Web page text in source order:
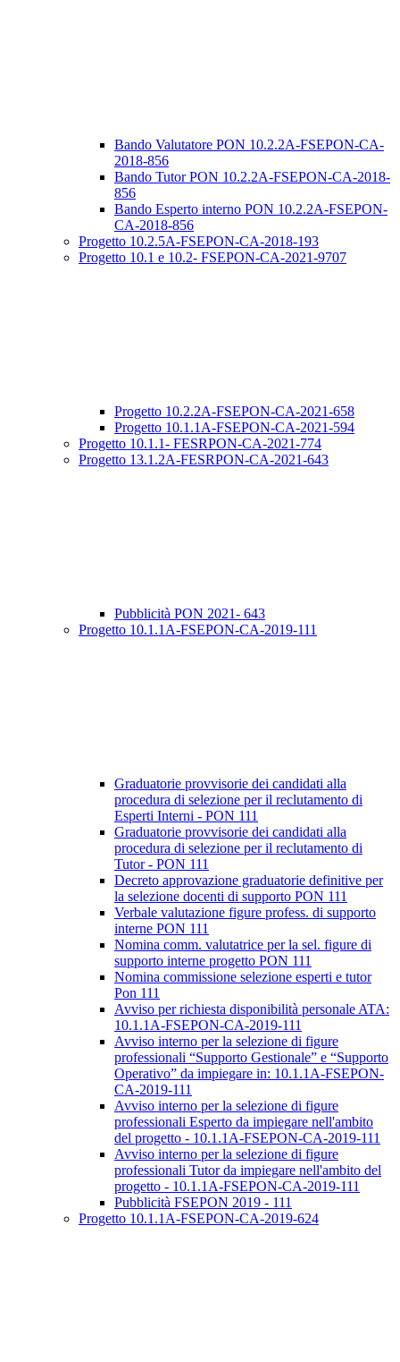
Bando Valutatore PON 10.2.2A-FSEPON-CA-
2018-856
Bando Tutor PON 10.2.2A-FSEPON-CA-2018-
856
Bando Esperto interno PON 10.2.2A-FSEPON-
CA-2018-856
Progetto 10.2.5A-FSEPON-CA-2018-193
Progetto 10.1 e 10.2- FSEPON-CA-2021-9707
Progetto 10.2.2A-FSEPON-CA-2021-658
Progetto 10.1.1A-FSEPON-CA-2021-594
Progetto 10.1.1- FESRPON-CA-2021-774
Progetto 13.1.2A-FESRPON-CA-2021-643
Pubblicità PON 2021- 643
Progetto 10.1.1A-FSEPON-CA-2019-111
Graduatorie provvisorie dei candidati alla
procedura di selezione per il reclutamento di
Esperti Interni - PON 111
Graduatorie provvisorie dei candidati alla
procedura di selezione per il reclutamento di
Tutor - PON 111
Decreto approvazione graduatorie definitive per
la selezione docenti di supporto PON 111
Verbale valutazione figure profess. di supporto
interne PON 111
Nomina comm. valutatrice per la sel. figure di
supporto interne progetto PON 111
Nomina commissione selezione esperti e tutor
Pon 111
Avviso per richiesta disponibilità personale ATA:
10.1.1A-FSEPON-CA-2019-111
Avviso interno per la selezione di figure
professionali “Supporto Gestionale” e “Supporto
Operativo” da impiegare in: 10.1.1A-FSEPON-
CA-2019-111
Avviso interno per la selezione di figure
professionali Esperto da impiegare nell'ambito
del progetto - 10.1.1A-FSEPON-CA-2019-111
Avviso interno per la selezione di figure
professionali Tutor da impiegare nell'ambito del
progetto - 10.1.1A-FSEPON-CA-2019-111
Pubblicità FSEPON 2019 - 111
Progetto 10.1.1A-FSEPON-CA-2019-624